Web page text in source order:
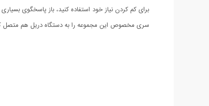
برای کم کردن نیاز خود استفاده کنید، باز پاسخگوی
سری مخصوص این مجموعه را به دستگاه دریل هم متصل